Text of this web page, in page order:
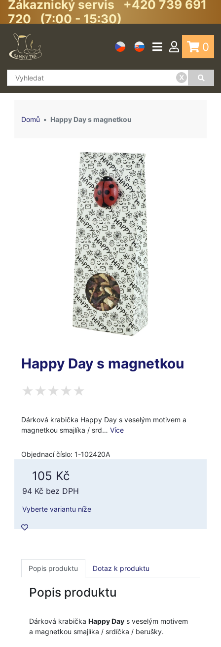
Zákaznický servis +420 739 691
720 (7:00 - 15:30)
x
0
Domů Happy Day s magnetkou
Happy Day s magnetkou
Dárková krabička Happy Day s veselým motivem a
magnetkou smajlíka / srd… Více
Objednací číslo: 1-102420A
105 Kč
94 Kč bez DPH
Vyberte variantu níže
Popis produktu Dotaz k produktu
Popis produktu
Dárková krabička Happy Day s veselým motivem
a magnetkou smajlíka / srdíčka / berušky.